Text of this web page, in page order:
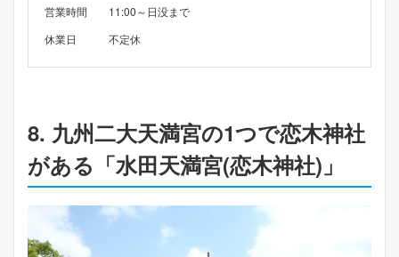
営業時間
11:00～日没まで
休業日
不定休
8. 九州二大天満宮の1つで恋木神社
がある「水田天満宮(恋木神社)」